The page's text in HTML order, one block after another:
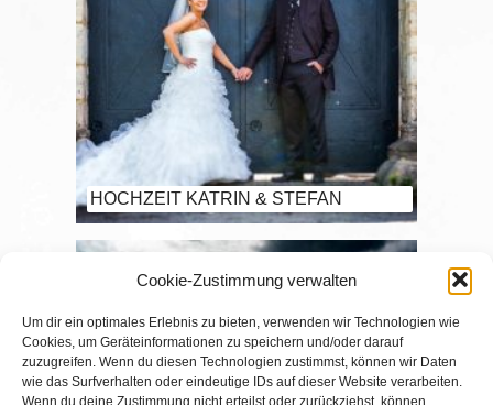
Cookie-Zustimmung verwalten
Um dir ein optimales Erlebnis zu bieten, verwenden wir Technologien wie
Cookies, um Geräteinformationen zu speichern und/oder darauf
zuzugreifen. Wenn du diesen Technologien zustimmst, können wir Daten
wie das Surfverhalten oder eindeutige IDs auf dieser Website verarbeiten.
Wenn du deine Zustimmung nicht erteilst oder zurückziehst, können
HOCHZEIT KATRIN & STEFAN